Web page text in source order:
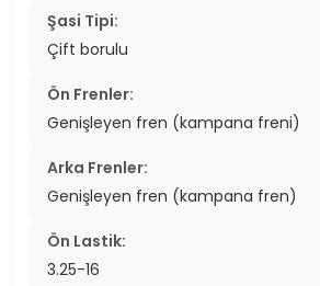
Şasi Tipi:
Çift borulu
Ön Frenler:
Genişleyen fren (kampana freni)
Arka Frenler:
Genişleyen fren (kampana fren)
Ön Lastik:
3.25-16